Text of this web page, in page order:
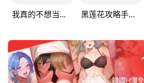
我真的不想当第一 黑莲花攻略手册[穿书]